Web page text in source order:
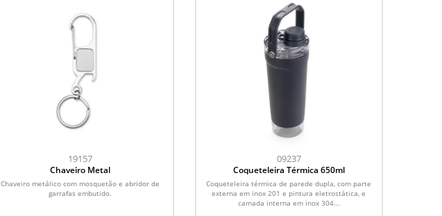
19157
Chaveiro Metal
Chaveiro metálico com mosquetão e abridor de
garrafas embutido.
09237
Coqueteleira Térmica 650ml
Coqueteleira térmica de parede dupla, com parte
externa em inox 201 e pintura eletrostática, e
camada interna em inox 304...